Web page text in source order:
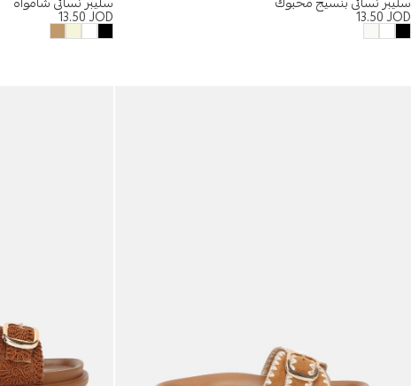
سليبر نسائي بنسيج محبوك
13.50JOD
سليبر نسائي شامواه
13.50JOD